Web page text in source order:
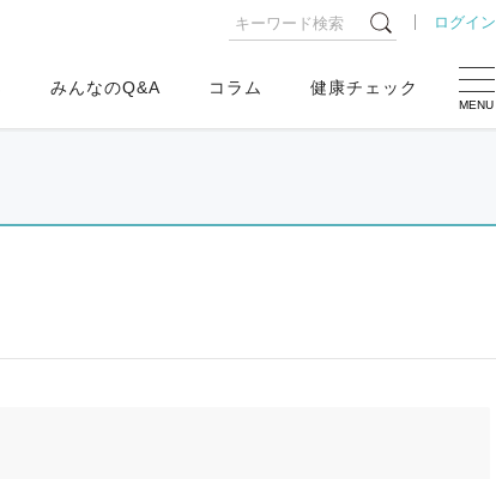
ログイン
MENU
みんなのQ&A コラム 健康チェック